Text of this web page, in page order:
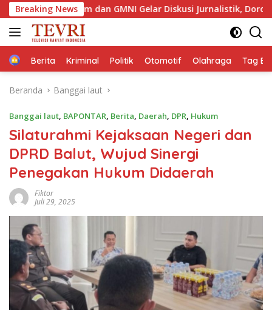
Langsung
ke
konten
Breaking News
dan GMNI Gelar Diskusi Jurnalistik, Dorong Gen Z Kritis
HomeBerita Kriminal Politik Otomotif Olahraga Tag
Beranda Banggai laut
Banggai laut, BAPONTAR, Berita, Daerah, DPR, Hukum
Silaturahmi Kejaksaan Negeri dan
DPRD Balut, Wujud Sinergi
Penegakan Hukum Didaerah
Fiktor
Juli 29, 2025